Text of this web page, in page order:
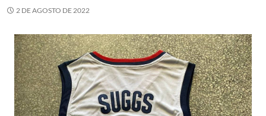
2 DE AGOSTO DE 2022